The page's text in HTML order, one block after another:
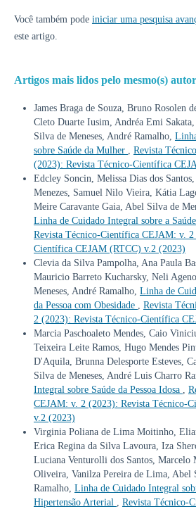
Você também pode iniciar uma pesquisa
este artigo.
Artigos mais lidos pelo mesmo(s)
James Braga de Souza, Bruno Rosolen
Cleto Duarte Iusim, Andréa Emi
Silva de Meneses, André Ramalho,
sobre Saúde da Mulher , Revista
(2023): Revista Técnico-Científica
Edcley Soncin, Melissa Dias dos
Menezes, Samuel Nilo Vieira, Kátia
Meire Caravante Gaia, Abel Silva de
Linha de Cuidado Integral sobre a
Revista Técnico-Científica CEJAM: v.
Científica CEJAM (RTCC) v.2 (2023)
Clevia da Silva Pampolha, Ana Paula
Mauricio Barreto Kucharsky, Neli
Meneses, André Ramalho, Linha de
da Pessoa com Obesidade , Revista
2 (2023): Revista Técnico-Científica
Marcia Paschoaleto Mendes, Caio
Teixeira Leite Ramos, Hugo Mendes
D'Aquila, Brunna Delesporte Esteves,
Silva de Meneses, André Luis Charro
Integral sobre Saúde da Pessoa Idosa ,
CEJAM: v. 2 (2023): Revista Técnico-
v.2 (2023)
Virginia Poliana de Lima Moitinho,
Erica Regina da Silva Lavoura, Iza
Luciana Venturolli dos Santos, Marcelo
Oliveira, Vanilza Pereira de Lima, Abel
Ramalho, Linha de Cuidado Integral
Hipertensão Arterial , Revista Técnico-